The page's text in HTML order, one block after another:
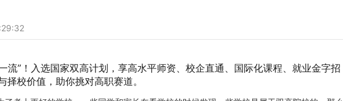
流”！入选国家双高计划，享高水平师资、校企直通、国际化课程、就业金字招
择校价值，助你挑对高职赛道。